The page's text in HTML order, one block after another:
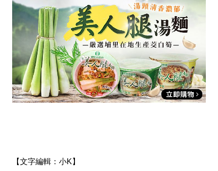
活
新
鮮
優
惠
懶
【文字編輯： 小K】